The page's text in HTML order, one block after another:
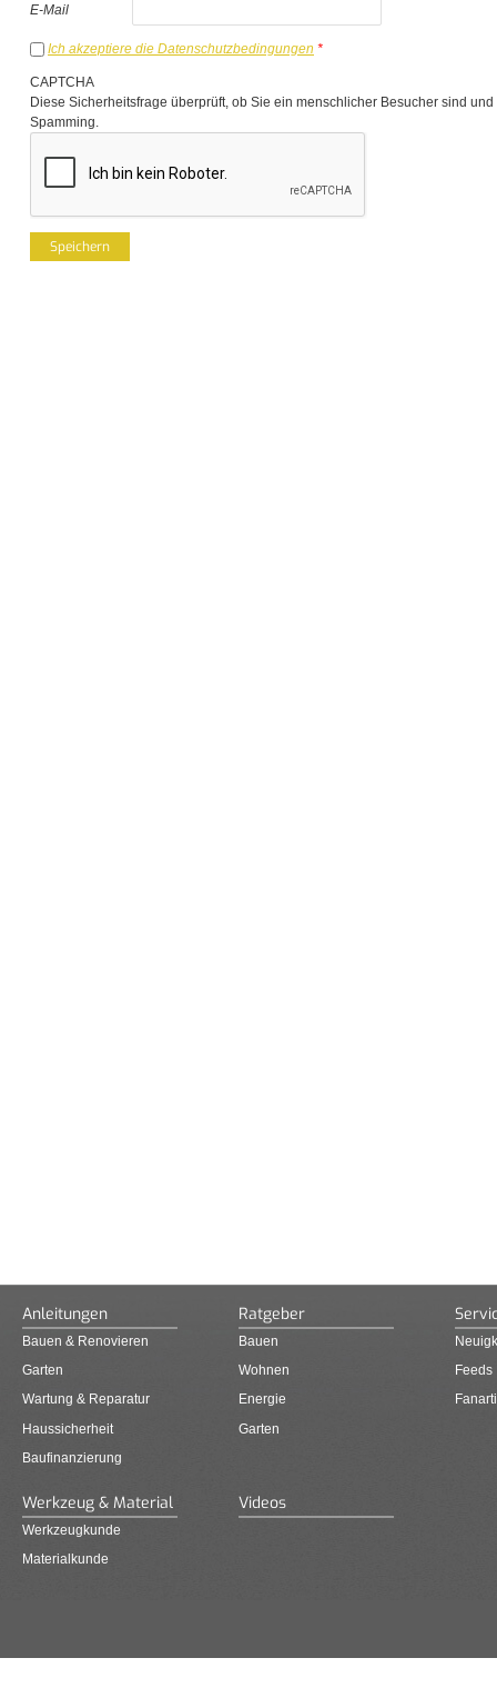
E-Mail
Ich akzeptiere die Datenschutzbedingungen *
CAPTCHA
Diese Sicherheitsfrage überprüft, ob Sie ein menschlicher Besucher sind
Spamming.
Anleitungen
Bauen & Renovieren
Garten
Wartung & Reparatur
Haussicherheit
Baufinanzierung
Ratgeber
Bauen
Wohnen
Energie
Garten
Feeds
Werkzeug & Material
Werkzeugkunde
Materialkunde
Videos